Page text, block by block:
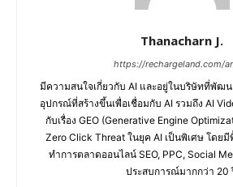
Thanacharn J.
https://rechargeland.com/
มีความสนใจเกี่ยวกับ AI และอยู่ในบริษัทที่พัฒน
อุปกรณ์ที่สร้างขึ้นเพื่อเชื่อมกับ AI รวมถึง AI
กับเรื่อง GEO (Generative Engine
Zero Click Threat ในยุค AI เป็นพิเศษ โดย
ทำการตลาดออนไลน์ SEO, PPC, Social
ประสบการณ์มากกว่า 20